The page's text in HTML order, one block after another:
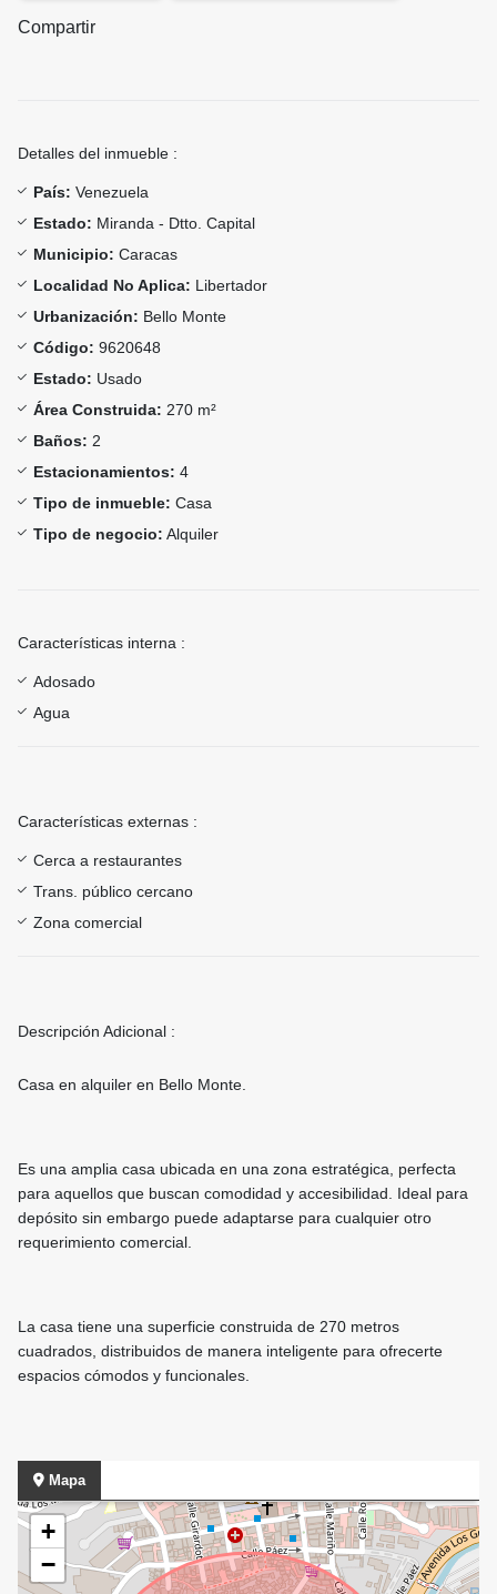
Compartir
Detalles del inmueble :
País: Venezuela
Estado: Miranda - Dtto. Capital
Municipio: Caracas
Localidad No Aplica: Libertador
Urbanización: Bello Monte
Código: 9620648
Estado: Usado
Área Construida: 270 m²
Baños: 2
Estacionamientos: 4
Tipo de inmueble: Casa
Tipo de negocio: Alquiler
Características interna :
Adosado
Agua
Características externas :
Cerca a restaurantes
Trans. público cercano
Zona comercial
Descripción Adicional :
Casa en alquiler en Bello Monte.
Es una amplia casa ubicada en una zona estratégica, perfecta
para aquellos que buscan comodidad y accesibilidad. Ideal para
depósito sin embargo puede adaptarse para cualquier otro
requerimiento comercial.
La casa tiene una superficie construida de 270 metros
cuadrados, distribuidos de manera inteligente para ofrecerte
espacios cómodos y funcionales.
Mapa
+
−